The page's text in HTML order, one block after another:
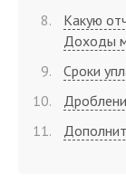
Какую
Доходы
Сроки